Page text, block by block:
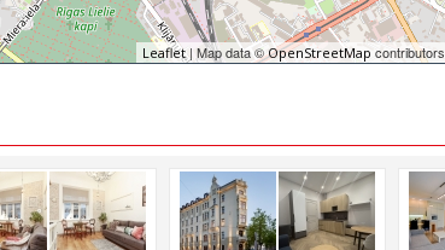
Leaflet | Map data ©OpenStreetMap contributors